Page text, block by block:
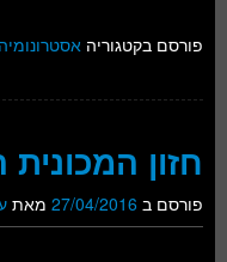
פורסם בקטגוריה אסטרונומיה
חזון
פורסם ב 27/04/2016 מאת